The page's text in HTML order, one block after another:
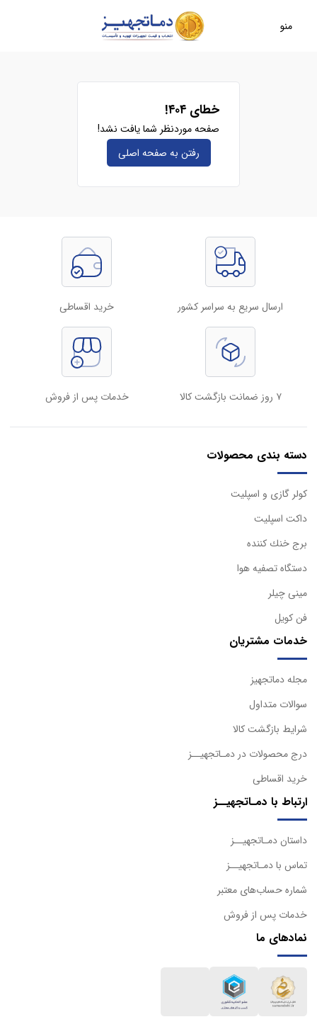
منو
خطای ۴۰۴!
صفحه موردنظر شما یافت نشد!
رفتن به صفحه‌ اصلی
ارسال سریع به سراسر کشور خرید اقساطی
۷ روز ضمانت بازگشت کالا خدمات پس از فروش
دسته بندی محصولات
كولر گازی و اسپليت
داكت اسپليت
برج خنك كننده
دستگاه تصفيه هوا
مینی چیلر
فن کویل
خدمات مشتریان
مجله دماتجهیز
سوالات متداول
شرایط بازگشت کالا
درج محصولات در دمـاتجهیــز
خرید اقساطی
ارتباط با دمـاتجهیــز
داستان دمـاتجهیــز
تماس با دمـاتجهیــز
شماره حساب‌های معتبر
خدمات پس از فروش
نمادهای ما